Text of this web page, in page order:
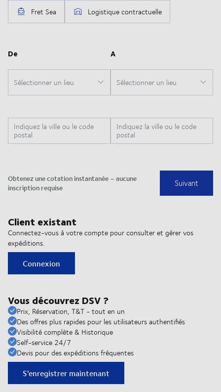
Client existant
Connectez-vous à votre compte pour consulter et gérer vos
expéditions.
Connexion
Vous découvrez DSV ?
Prix, Réservation, T&T - tout en un
Des offres plus rapides pour les utilisateurs authentifiés
Visibilité complète & Historique
Self-service 24/7
Devis pour des expéditions fréquentes
S'enregistrer maintenant